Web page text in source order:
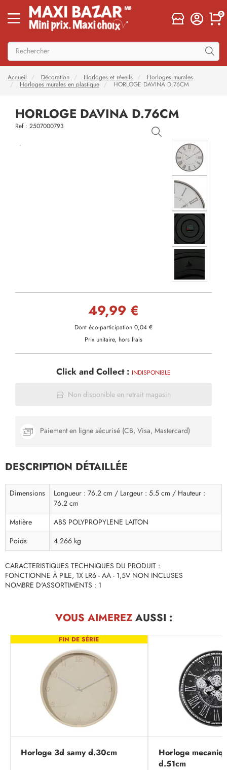
0
Accueil Décoration Horloges et réveils
Horloges murales
Horloges murales en plastique
HORLOGE DAVINA D.76CM
HORLOGE DAVINA D.76CM
Ref : 2507000793
49,99 €
Dont éco-participation 0,04 €
Prix unitaire, hors frais
Click and Collect : INDISPONIBLE
Non disponible en retrait magasin
Paiement en ligne sécurisé (CB, Visa, Mastercard)
DESCRIPTION DÉTAILLÉE
Dimensions
Longueur : 76.2 cm / Largeur : 5.5 cm / Hauteur :
76.2 cm
Matière
ABS POLYPROPYLENE LAITON
Poids
4.266 kg
CARACTERISTIQUES TECHNIQUES DU PRODUIT :
FONCTIONNE À PILE, 1X LR6 - AA - 1,5V NON INCLUSES
NOMBRE D'ASSORTIMENTS : 1
VOUS AIMEREZAUSSI :
FIN DE SÉRIE
Horloge 3d samy d.30cm
Horloge
d.51cm